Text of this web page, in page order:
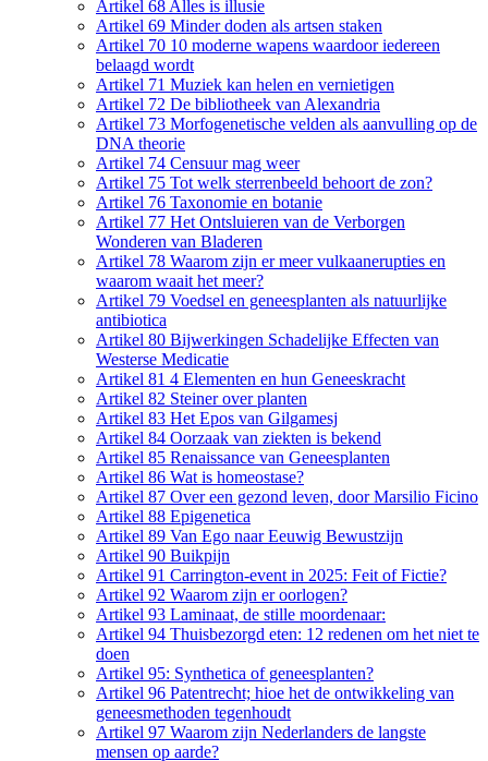
Artikel 68 Alles is illusie
Artikel 69 Minder doden als artsen staken
Artikel 70 10 moderne wapens waardoor iedereen
belaagd wordt
Artikel 71 Muziek kan helen en vernietigen
Artikel 72 De bibliotheek van Alexandria
Artikel 73 Morfogenetische velden als aanvulling op de
DNA theorie
Artikel 74 Censuur mag weer
Artikel 75 Tot welk sterrenbeeld behoort de zon?
Artikel 76 Taxonomie en botanie
Artikel 77 Het Ontsluieren van de Verborgen
Wonderen van Bladeren
Artikel 78 Waarom zijn er meer vulkaanerupties en
waarom waait het meer?
Artikel 79 Voedsel en geneesplanten als natuurlijke
antibiotica
Artikel 80 Bijwerkingen Schadelijke Effecten van
Westerse Medicatie
Artikel 81 4 Elementen en hun Geneeskracht
Artikel 82 Steiner over planten
Artikel 83 Het Epos van Gilgamesj
Artikel 84 Oorzaak van ziekten is bekend
Artikel 85 Renaissance van Geneesplanten
Artikel 86 Wat is homeostase?
Artikel 87 Over een gezond leven, door Marsilio Ficino
Artikel 88 Epigenetica
Artikel 89 Van Ego naar Eeuwig Bewustzijn
Artikel 90 Buikpijn
Artikel 91 Carrington-event in 2025: Feit of Fictie?
Artikel 92 Waarom zijn er oorlogen?
Artikel 93 Laminaat, de stille moordenaar:
Artikel 94 Thuisbezorgd eten: 12 redenen om het niet te
doen
Artikel 95: Synthetica of geneesplanten?
Artikel 96 Patentrecht; hioe het de ontwikkeling van
geneesmethoden tegenhoudt
Artikel 97 Waarom zijn Nederlanders de langste
mensen op aarde?